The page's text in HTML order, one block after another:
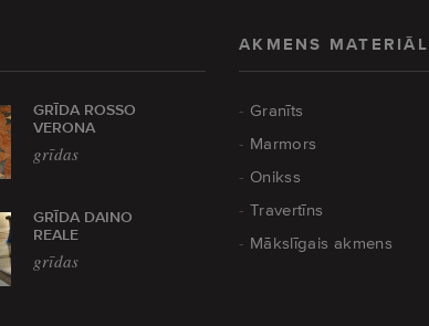
GRĪDA ROSSO
VERONA
grīdas
GRĪDA DAINO
REALE
grīdas
AKMENS MATERIĀLI
Granīts
Marmors
Onikss
Travertīns
Mākslīgais akmens